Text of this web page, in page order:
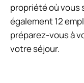
propriété où vous
également 12
préparez-vous à
votre séjour.